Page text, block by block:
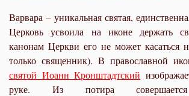
Варвара – уникальная святая,
Церковь усвоила на иконе держать
канонам Церкви его не может касаться
только священник). В православной
святой Иоанн Кронштадтский
руке. Из потира